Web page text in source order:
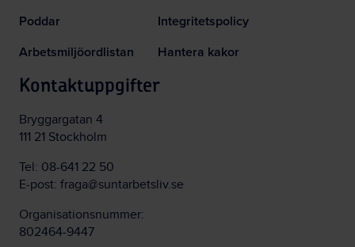
Poddar
Arbetsmiljöordlistan
Integritetspolicy
Hantera kakor
Kontaktuppgifter
Bryggargatan 4
111 21 Stockholm
Tel: 08-641 22 50
E-post: fraga@suntarbetsliv.se
Organisationsnummer:
802464-9447